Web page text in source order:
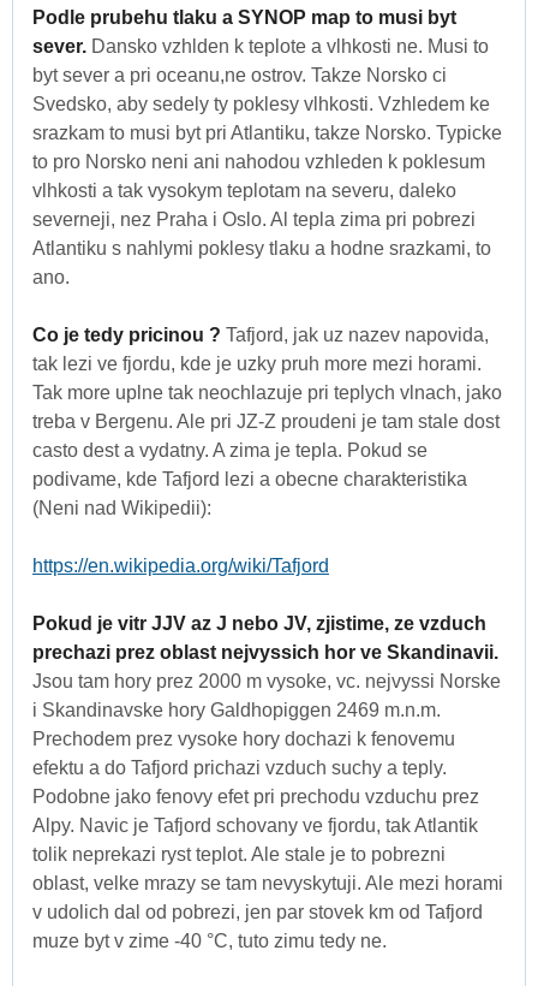
Podle prubehu tlaku a SYNOP map to musi byt
sever. Dansko vzhlden k teplote a vlhkosti ne. Musi to
byt sever a pri oceanu,ne ostrov. Takze Norsko ci
Svedsko, aby sedely ty poklesy vlhkosti. Vzhledem ke
srazkam to musi byt pri Atlantiku, takze Norsko. Typicke
to pro Norsko neni ani nahodou vzhleden k poklesum
vlhkosti a tak vysokym teplotam na severu, daleko
severneji, nez Praha i Oslo. Al tepla zima pri pobrezi
Atlantiku s nahlymi poklesy tlaku a hodne srazkami, to
ano.
Co je tedy pricinou ? Tafjord, jak uz nazev napovida,
tak lezi ve fjordu, kde je uzky pruh more mezi horami.
Tak more uplne tak neochlazuje pri teplych vlnach, jako
treba v Bergenu. Ale pri JZ-Z proudeni je tam stale dost
casto dest a vydatny. A zima je tepla. Pokud se
podivame, kde Tafjord lezi a obecne charakteristika
(Neni nad Wikipedii):
https://en.wikipedia.org/wiki/Tafjord
Pokud je vitr JJV az J nebo JV, zjistime, ze vzduch
prechazi prez oblast nejvyssich hor ve Skandinavii.
Jsou tam hory prez 2000 m vysoke, vc. nejvyssi Norske
i Skandinavske hory Galdhopiggen 2469 m.n.m.
Prechodem prez vysoke hory dochazi k fenovemu
efektu a do Tafjord prichazi vzduch suchy a teply.
Podobne jako fenovy efet pri prechodu vzduchu prez
Alpy. Navic je Tafjord schovany ve fjordu, tak Atlantik
tolik neprekazi ryst teplot. Ale stale je to pobrezni
oblast, velke mrazy se tam nevyskytuji. Ale mezi horami
v udolich dal od pobrezi, jen par stovek km od Tafjord
muze byt v zime -40 °C, tuto zimu tedy ne.